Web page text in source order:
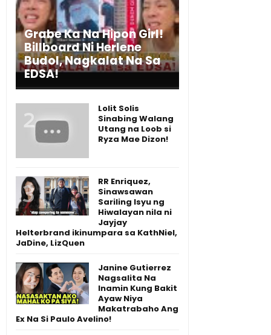
Grabe Ka Na Hipon Girl!
Billboard Ni Herlene
Budol, Nagkalat Na Sa
EDSA!
Lolit Solis
Sinabing Walang
Utang na Loob si
Ryza Mae Dizon!
RR Enriquez,
Sinawsawan
Sariling Isyu ng
Hiwalayan nila ni
Jayjay
Helterbrand ikinumpara sa KathNiel,
JaDine, LizQuen
Janine Gutierrez
Nagsalita Na
Inamin Kung Bakit
Ayaw Niya
Makatrabaho Ang
Ex Na Si Paulo Avelino!